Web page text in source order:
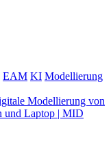
EAM KI Modellierung